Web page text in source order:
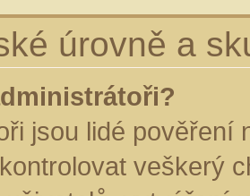
úrovně a
jsou lidé pověření
veškerý